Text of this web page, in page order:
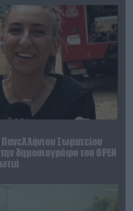
Σωματείου
δημοσιογράφο του OPEN